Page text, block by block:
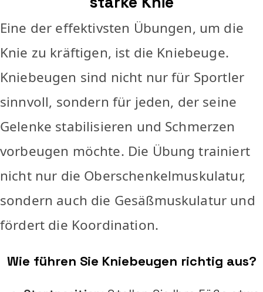
Eine der effektivsten Übungen, um die
Knie zu kräftigen, ist die Kniebeuge.
Kniebeugen sind nicht nur für Sportler
sinnvoll, sondern für jeden, der seine
Gelenke stabilisieren und Schmerzen
vorbeugen möchte. Die Übung trainiert
nicht nur die Oberschenkelmuskulatur,
sondern auch die Gesäßmuskulatur und
fördert die Koordination.
Wie führen Sie Kniebeugen richtig aus?